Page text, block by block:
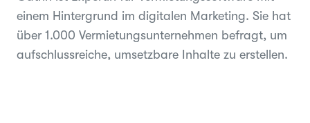
einem Hintergrund im digitalen Marketing. Sie hat
über 1.000 Vermietungsunternehmen befragt, um
aufschlussreiche, umsetzbare Inhalte zu erstellen.